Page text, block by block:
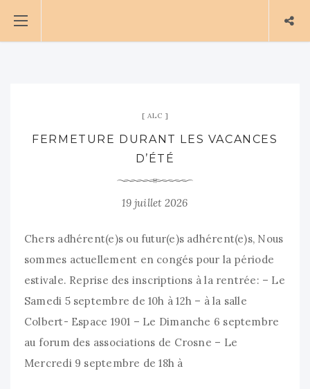
ALC
FERMETURE DURANT LES VACANCES
D’ÉTÉ
19 juillet 2026
Chers adhérent(e)s ou futur(e)s adhérent(e)s, Nous
sommes actuellement en congés pour la période
estivale. Reprise des inscriptions à la rentrée: – Le
Samedi 5 septembre de 10h à 12h – à la salle
Colbert- Espace 1901 – Le Dimanche 6 septembre
au forum des associations de Crosne – Le
Mercredi 9 septembre de 18h à